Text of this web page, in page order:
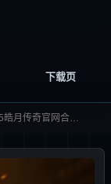
下载页
奇官网合集大全-